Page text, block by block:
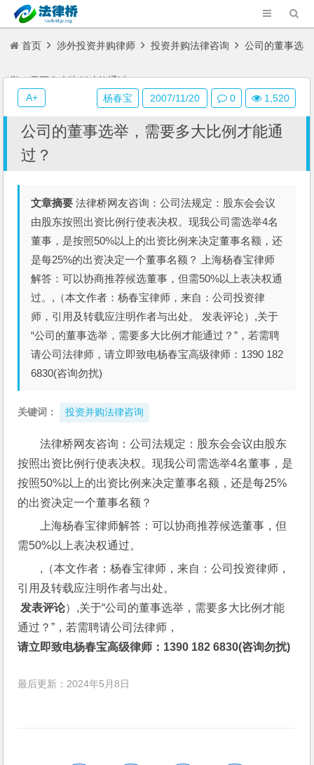
首页 涉外投资并购律师 投资并购法律咨询 公司的董事选
举，需要多大比例才能通过？
公司的董事选举，需要多大比例才能通
过？
文章摘要 法律桥网友咨询：公司法规定：股东会会议
由股东按照出资比例行使表决权。现我公司需选举4名
董事，是按照50%以上的出资比例来决定董事名额，还
是每25%的出资决定一个董事名额？ 上海杨春宝律师
解答：可以协商推荐候选董事，但需50%以上表决权通
过。,（本文作者：杨春宝律师，来自：公司投资律
师，引用及转载应注明作者与出处。 发表评论）,关于
“公司的董事选举，需要多大比例才能通过？”，若需聘
请公司法律师，请立即致电杨春宝高级律师：1390 182
6830(咨询勿扰)
关键词： 投资并购法律咨询
法律桥网友咨询：公司法规定：股东会会议由股东
按照出资比例行使表决权。现我公司需选举4名董事，是
按照50%以上的出资比例来决定董事名额，还是每25%
的出资决定一个董事名额？
上海杨春宝律师解答：可以协商推荐候选董事，但
需50%以上表决权通过。
,（本文作者：杨春宝律师，来自：公司投资律师，
引用及转载应注明作者与出处。
发表评论）,关于“公司的董事选举，需要多大比例才能
通过？”，若需聘请公司法律师，
请立即致电杨春宝高级律师：1390 182 6830(咨询勿扰)
最后更新：2024年5月8日
杨春宝 2007/11/20 0 1,520
A+